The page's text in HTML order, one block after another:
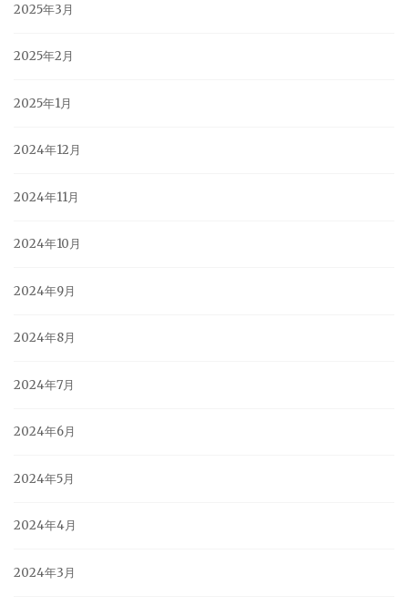
2025年3月
2025年2月
2025年1月
2024年12月
2024年11月
2024年10月
2024年9月
2024年8月
2024年7月
2024年6月
2024年5月
2024年4月
2024年3月